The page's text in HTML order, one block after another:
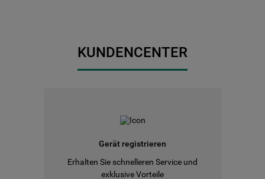
KUNDENCENTER
Gerät registrieren
Erhalten Sie schnelleren Service und
exklusive Vorteile